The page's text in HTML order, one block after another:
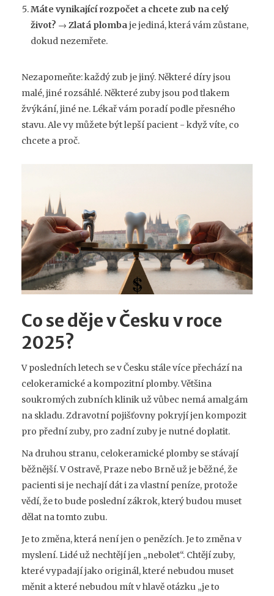
Máte vynikající rozpočet a chcete zub na celý
život? → Zlatá plombaje jediná, která vám zůstane,
dokud nezemřete.
Nezapomeňte: každý zub je jiný. Některé díry jsou
malé, jiné rozsáhlé. Některé zuby jsou pod tlakem
žvýkání, jiné ne. Lékař vám poradí podle přesného
stavu. Ale vy můžete být lepší pacient - když víte, co
chcete a proč.
Co se děje v Česku v roce
2025?
V posledních letech se v Česku stále více přechází na
celokeramické a kompozitní plomby. Většina
soukromých zubních klinik už vůbec nemá amalgám
na skladu. Zdravotní pojišťovny pokryjí jen kompozit
pro přední zuby, pro zadní zuby je nutné doplatit.
Na druhou stranu, celokeramické plomby se stávají
běžnější. V Ostravě, Praze nebo Brně už je běžné, že
pacienti si je nechají dát i za vlastní peníze, protože
vědí, že to bude poslední zákrok, který budou muset
dělat na tomto zubu.
Je to změna, která není jen o penězích. Je to změna v
myslení. Lidé už nechtějí jen „nebolet“. Chtějí zuby,
které vypadají jako originál, které nebudou muset
měnit a které nebudou mít v hlavě otázku „je to